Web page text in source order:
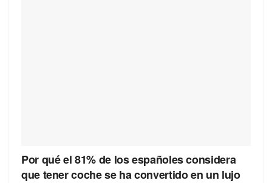
Por qué el 81% de los españoles considera
que tener coche se ha convertido en un lujo